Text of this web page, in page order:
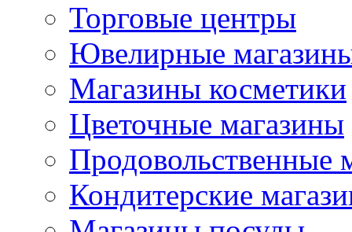
Торговые центры
Ювелирные
Магазины косметики
Цветочные магазины
Продовольственные
Кондитерские